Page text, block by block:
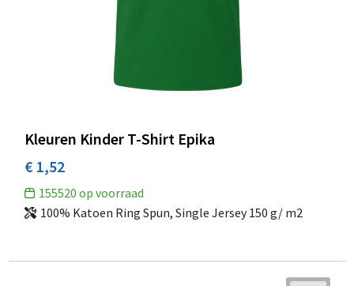
Kleuren Kinder T-Shirt Epika
€ 1,52
155520 op voorraad
100% Katoen Ring Spun, Single Jersey 150 g/ m2